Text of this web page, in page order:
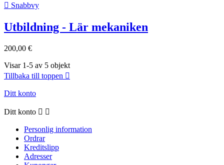
 Snabbvy
Utbildning - Lär mekaniken
200,00 €
Visar 1-5 av 5 objekt
Tillbaka till toppen 
Ditt konto
Ditt konto  
Personlig information
Ordrar
Kreditslipp
Adresser